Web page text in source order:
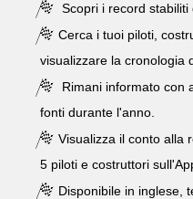
Scopri i record stabiliti
Cerca i tuoi piloti,
visualizzare la cronologia
Rimani informato con
fonti durante l'anno.
Visualizza il conto alla
5 piloti e costruttori
Disponibile in inglese,